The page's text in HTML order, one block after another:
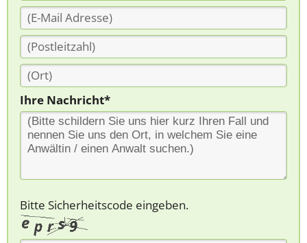
Ihre Nachricht*
Bitte Sicherheitscode eingeben.